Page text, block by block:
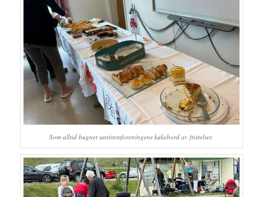
Som alltid bugnet santitetsforeningens kakebord av fristelser.